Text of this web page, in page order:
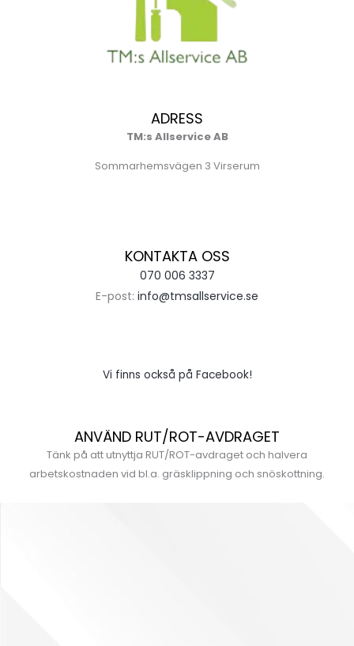
ADRESS
TM:s Allservice AB
Sommarhemsvägen 3 Virserum
KONTAKTA OSS
070 006 3337
E-post: info@tmsallservice.se
Vi finns också på Facebook!
ANVÄND RUT/ROT-AVDRAGET
Tänk på att utnyttja RUT/ROT-avdraget och halvera
arbetskostnaden vid bl.a. gräsklippning och snöskottning.